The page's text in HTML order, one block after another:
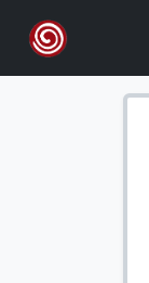
Skip to main content